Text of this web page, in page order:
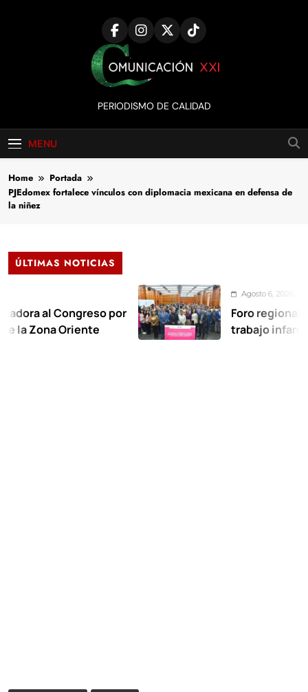
Comunicación
XXI
PERIODISMO DE CALIDAD
MENU
Home
Portada
PJEdomex fortalece vínculos con diplomacia mexicana en defensa de
la niñez
ÚLTIMAS NOTICIAS
Congreso por
Oriente
Agosto 6, 2026
Foro regional exige
trabajo infantil en